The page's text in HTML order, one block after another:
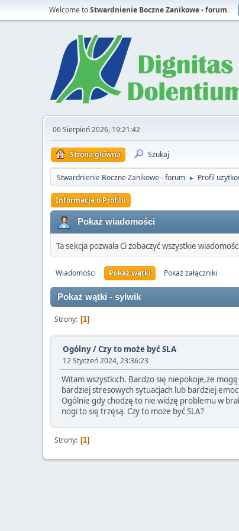
Welcome toStwardnienie Boczne Zanikowe - forum.
06 Sierpień 2026, 19:21:42
Strona główna Szukaj
Stwardnienie Boczne Zanikowe - forum ► Profil
Informacja o Profilu
Pokaż wiadomości
Ta sekcja pozwala Ci zobaczyć wszystkie
Wiadomości Pokaż wątki Pokaż załączniki
Pokaż wątki - sylwik
Strony 1
Ogólny/Czy to może być SLA
12 Styczeń 2024, 23:36:23
Witam wszystkich. Bardzo się niepokoje,że
bardziej stresowych sytuacjach lub bardziej
Ogólnie gdy chodzę to nie widzę problemu w
nogi to się trzęsą. Czy to może być SLA?
Strony 1